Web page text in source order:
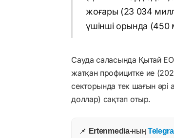
жоғары (23 034
үшінші орында (450
Сауда саласында Қытай
жатқан профицитке ие
секторында тек шағын
доллар) сақтап отыр.
📌 Ertenmedia-ның